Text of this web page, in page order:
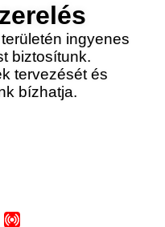
ingyenes
biztosítunk.
tervezését és
bízhatja.